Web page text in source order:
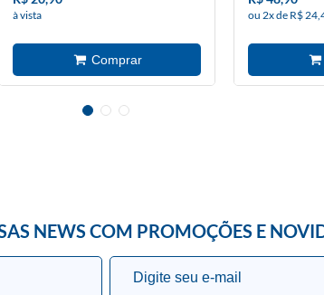
à vista ou 2x de R$
NEWS COM PROMOÇÕES E